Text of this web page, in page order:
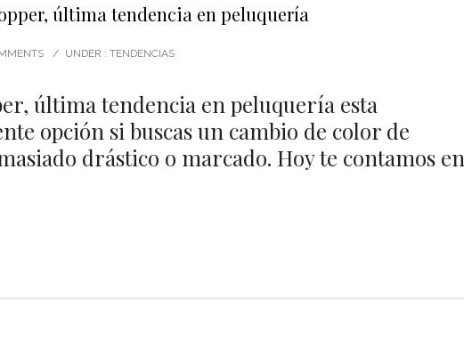
última tendencia en peluquería
/ UNDER : TENDENCIAS
última tendencia en peluquería esta
opción si buscas un cambio de color de
drástico o marcado. Hoy te contamos en